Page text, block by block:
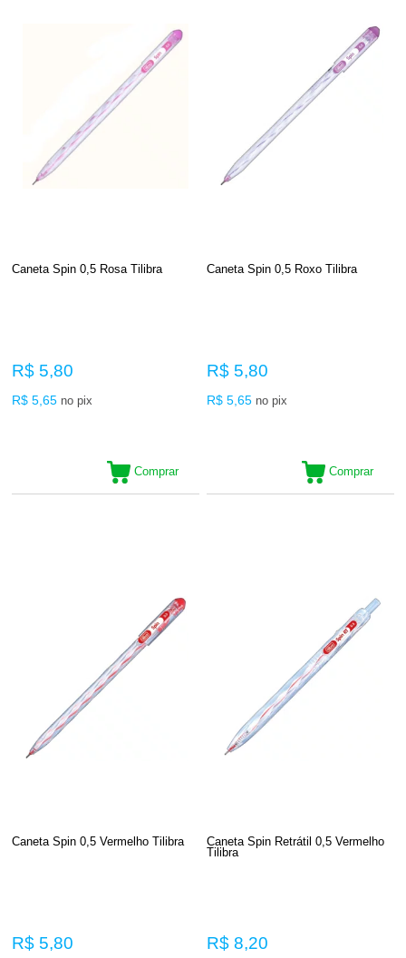
Caneta Spin 0,5 Rosa Tilibra
R$ 5,80
R$ 5,65 no pix
Comprar
Caneta Spin 0,5 Roxo Tilibra
R$ 5,80
R$ 5,65 no pix
Comprar
Caneta Spin 0,5 Vermelho Tilibra
R$ 5,80
Caneta Spin Retrátil 0,5 Vermelho
Tilibra
R$ 8,20